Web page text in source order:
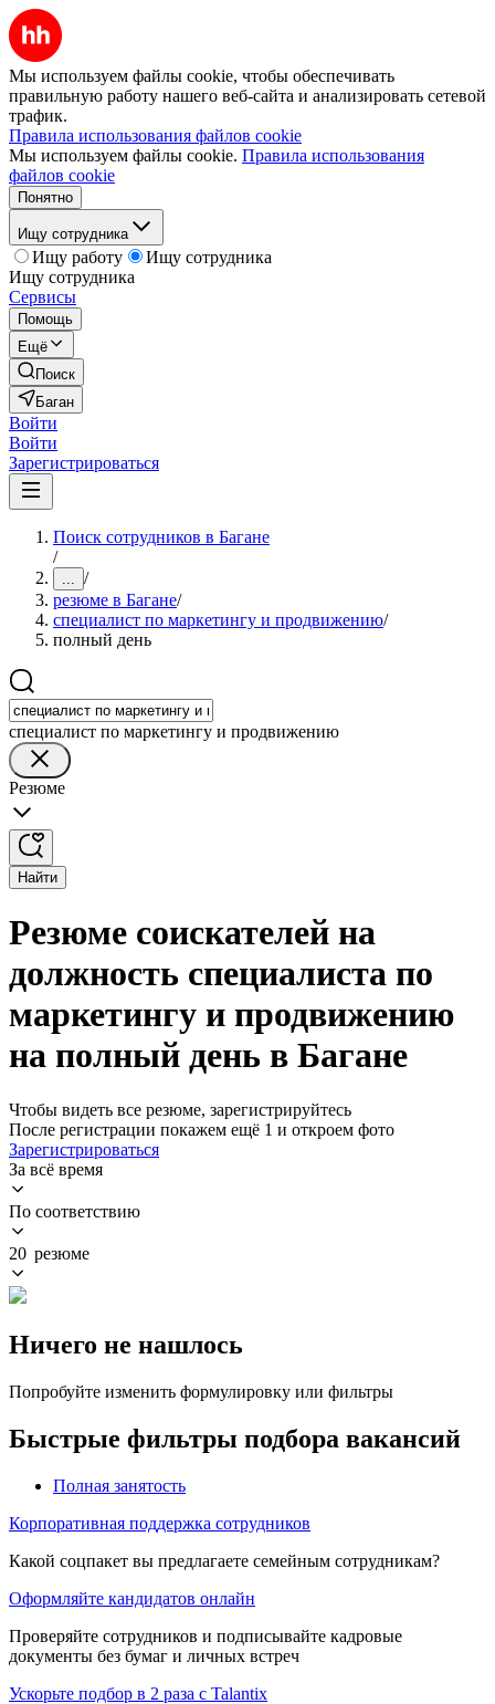
Мы используем файлы cookie, чтобы обеспечивать
правильную работу нашего веб-сайта и анализировать сетевой
трафик.
Правила использования файлов cookie
Мы используем файлы cookie. Правила использования
файлов cookie
Понятно
Ищу сотрудника
Ищу работу
Ищу сотрудника
Ищу сотрудника
Сервисы
Помощь
Ещё
Поиск
Баган
Войти
Войти
Зарегистрироваться
Поиск сотрудников в Багане
/
... /
резюме в Багане/
специалист по маркетингу и продвижению/
полный день
специалист по маркетингу и продвижению
Резюме
Найти
Резюме соискателей на
должность специалиста по
маркетингу и продвижению
на полный день в Багане
Чтобы видеть все резюме, зарегистрируйтесь
После регистрации покажем ещё 1 и откроем фото
Зарегистрироваться
За всё время
По соответствию
20 резюме
Ничего не нашлось
Попробуйте изменить формулировку или фильтры
Быстрые фильтры подбора вакансий
Полная занятость
Корпоративная поддержка сотрудников
Какой соцпакет вы предлагаете семейным сотрудникам?
Оформляйте кандидатов онлайн
Проверяйте сотрудников и подписывайте кадровые
документы без бумаг и личных встреч
Ускорьте подбор в 2 раза с Talantix